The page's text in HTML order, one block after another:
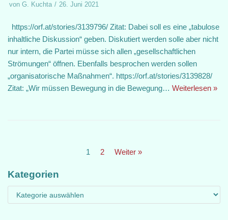
von G. Kuchta 26. Juni 2021
https://orf.at/stories/3139796/ Zitat: Dabei soll es eine „tabulose
inhaltliche Diskussion“ geben. Diskutiert werden solle aber nicht
nur intern, die Partei müsse sich allen „gesellschaftlichen
Strömungen“ öffnen. Ebenfalls besprochen werden sollen
„organisatorische Maßnahmen“. https://orf.at/stories/3139828/
Zitat: „Wir müssen Bewegung in die Bewegung… Weiterlesen »
1 2 Weiter »
Kategorien